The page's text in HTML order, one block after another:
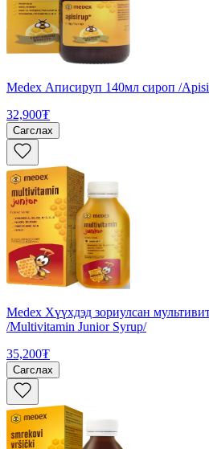
Medex Аписируп 140мл сироп /
32,900₮
Сагслах
Medex Хүүхдэд зориулсан
/Multivitamin Junior Syrup/
35,200₮
Сагслах